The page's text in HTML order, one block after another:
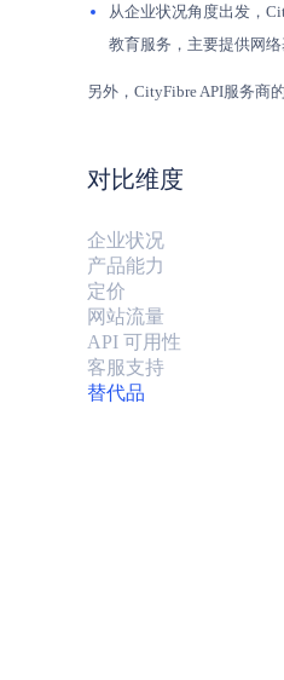
从企业状况角度出发，
教育服务，主要提供网
另外，CityFibre API服务商
对比维度
企业状况
产品能力
定价
网站流量
API 可用性
客服支持
替代品